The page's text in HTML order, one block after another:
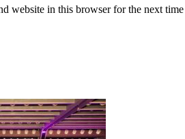
website in this browser for the next time